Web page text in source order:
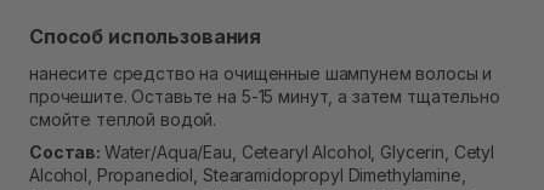
Способ использования
нанесите средство на очищенные шампунем волосы и
прочешите. Оставьте на 5-15 минут, а затем тщательно
смойте теплой водой.
Состав: Water/Aqua/Eau, Cetearyl Alcohol, Glycerin, Cetyl
Alcohol, Propanediol, Stearamidopropyl Dimethylamine,